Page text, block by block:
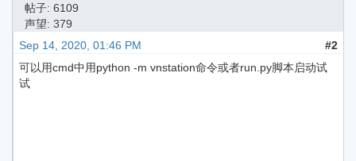
帖子: 6109
声望: 379
Sep 14, 2020, 01:46 PM
#2
可以用cmd中用python -m vnstation命令或者run.py脚本启动试
试